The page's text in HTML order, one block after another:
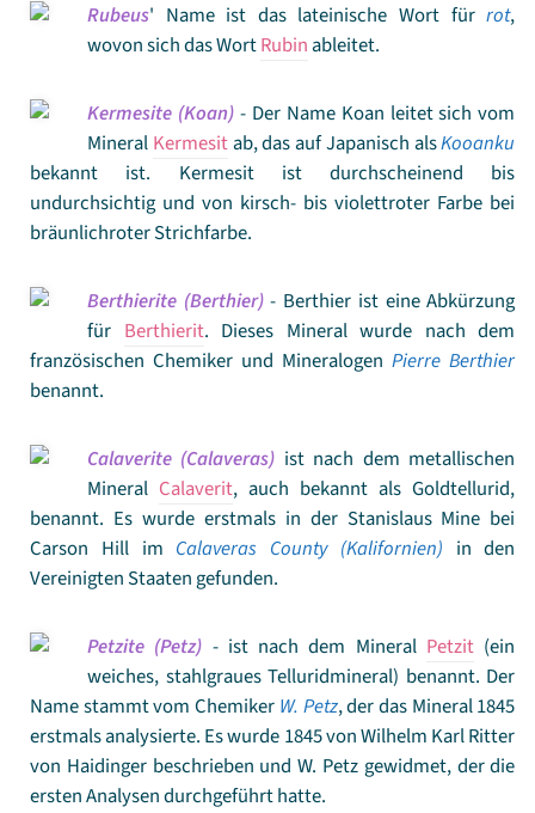
Rubeus' Name ist das lateinische Wort fürrot,
wovon sich das WortRubinableitet.
Kermesite (Koan)- Der Name Koan leitet sich vom
Mineral Kermesitab, das auf Japanisch alsKooanku
bekannt ist. Kermesit ist durchscheinend bis
undurchsichtig und von kirsch- bis violettroter Farbe bei
bräunlichroter Strichfarbe.
Berthierite (Berthier)- Berthier ist eine Abkürzung
für Berthierit. Dieses Mineral wurde nach dem
französischen Chemiker und MineralogenPierre Berthier
benannt.
Calaverite (Calaveras) ist nach dem metallischen
Mineral Calaverit, auch bekannt als Goldtellurid,
benannt. Es wurde erstmals in der Stanislaus Mine bei
Carson Hill im Calaveras County (Kalifornien) in den
Vereinigten Staaten gefunden.
Petzite (Petz) - ist nach dem Mineral Petzit (ein
weiches, stahlgraues Telluridmineral) benannt. Der
Name stammt vom Chemiker W. Petz, der das Mineral 1845
erstmals analysierte. Es wurde 1845 von Wilhelm Karl Ritter
von Haidinger beschrieben und W. Petz gewidmet, der die
ersten Analysen durchgeführt hatte.